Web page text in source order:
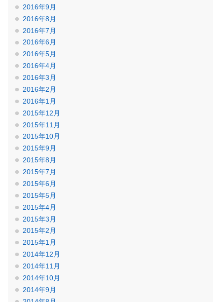
2016年9月
2016年8月
2016年7月
2016年6月
2016年5月
2016年4月
2016年3月
2016年2月
2016年1月
2015年12月
2015年11月
2015年10月
2015年9月
2015年8月
2015年7月
2015年6月
2015年5月
2015年4月
2015年3月
2015年2月
2015年1月
2014年12月
2014年11月
2014年10月
2014年9月